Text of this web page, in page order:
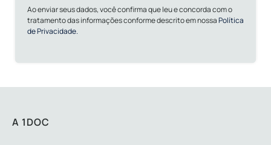
Ao enviar seus dados, você confirma que leu e concorda com o
tratamento das informações conforme descrito em nossaPolítica
de Privacidade.
A 1DOC